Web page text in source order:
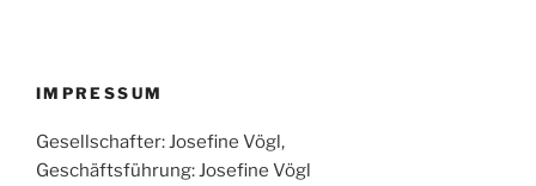
IMPRESSUM
Gesellschafter: Josefine Vögl,
Geschäftsführung: Josefine Vögl